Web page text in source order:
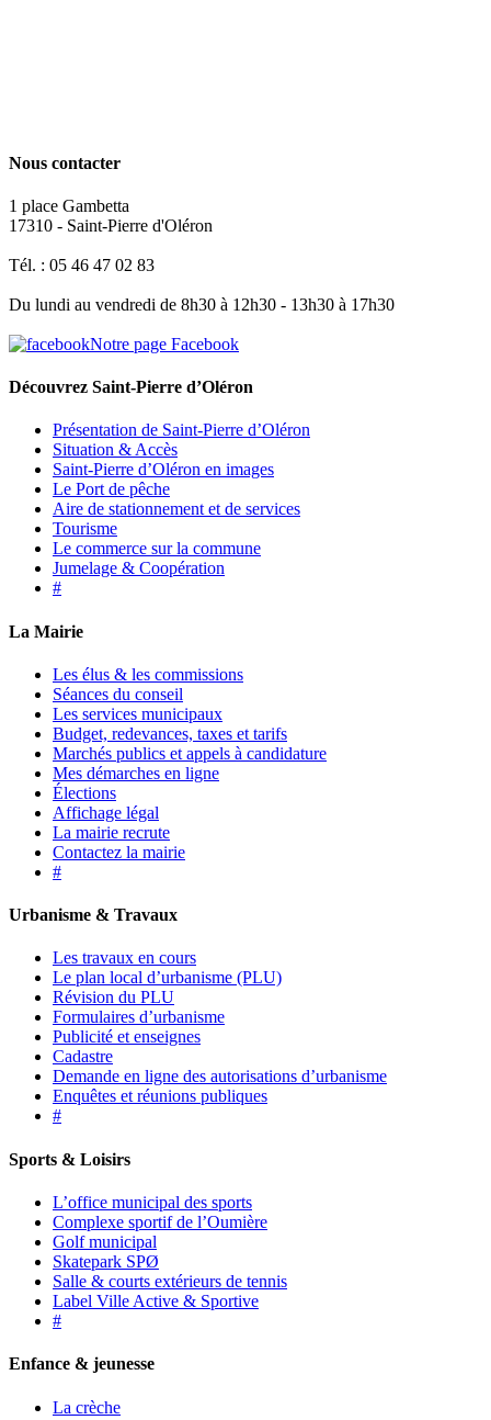
Nous contacter
1 place Gambetta
17310 - Saint-Pierre d'Oléron
Tél. : 05 46 47 02 83
Du lundi au vendredi de 8h30 à 12h30 - 13h30 à 17h30
Notre page Facebook
Découvrez Saint-Pierre d’Oléron
Présentation de Saint-Pierre d’Oléron
Situation & Accès
Saint-Pierre d’Oléron en images
Le Port de pêche
Aire de stationnement et de services
Tourisme
Le commerce sur la commune
Jumelage & Coopération
#
La Mairie
Les élus & les commissions
Séances du conseil
Les services municipaux
Budget, redevances, taxes et tarifs
Marchés publics et appels à candidature
Mes démarches en ligne
Élections
Affichage légal
La mairie recrute
Contactez la mairie
#
Urbanisme & Travaux
Les travaux en cours
Le plan local d’urbanisme (PLU)
Révision du PLU
Formulaires d’urbanisme
Publicité et enseignes
Cadastre
Demande en ligne des autorisations d’urbanisme
Enquêtes et réunions publiques
#
Sports & Loisirs
L’office municipal des sports
Complexe sportif de l’Oumière
Golf municipal
Skatepark SPØ
Salle & courts extérieurs de tennis
Label Ville Active & Sportive
#
Enfance & jeunesse
La crèche